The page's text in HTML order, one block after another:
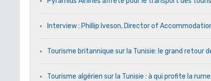
Interview : Phillip Iveson, Director of
Tourisme britannique sur la Tunisie: le grand retour
Tourisme algérien sur la Tunisie : à qui profite la